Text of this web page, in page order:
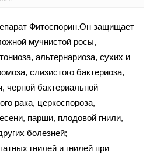
Фитоспорин.Он защищает
мучнистой росы,
альтернариоза, сухих и
слизистого бактериоза,
черной бактериальной
рака, церкоспороза,
парши, плодовой гнили,
болезней;
гнилей и гнилей при